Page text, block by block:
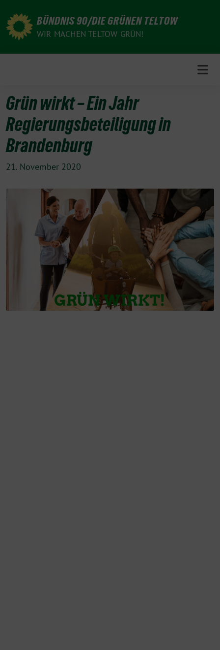
zum
Inhalt
BÜNDNIS 90/DIE GRÜNEN TELTOW
WIR MACHEN TELTOW GRÜN!
Grün wirkt – Ein Jahr
Regierungsbeteiligung in
Brandenburg
21. November 2020
wirkt
Brandenburg“
von
YouTube
anzeigen